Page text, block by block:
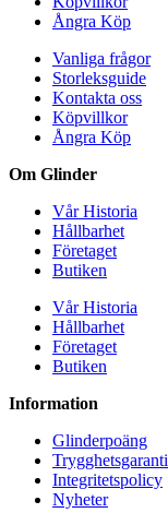
Ångra Köp
Vanliga frågor
Storleksguide
Kontakta oss
Köpvillkor
Ångra Köp
Om Glinder
Vår Historia
Hållbarhet
Företaget
Butiken
Vår Historia
Hållbarhet
Företaget
Butiken
Information
Glinderpoäng
Trygghetsgaranti
Integritetspolicy
Nyheter